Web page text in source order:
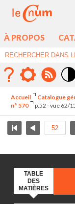
À PROPOS
Accueil Catalogue
n° 570
p.52 - vue 62/
TABLE
DES
MATIÈRES